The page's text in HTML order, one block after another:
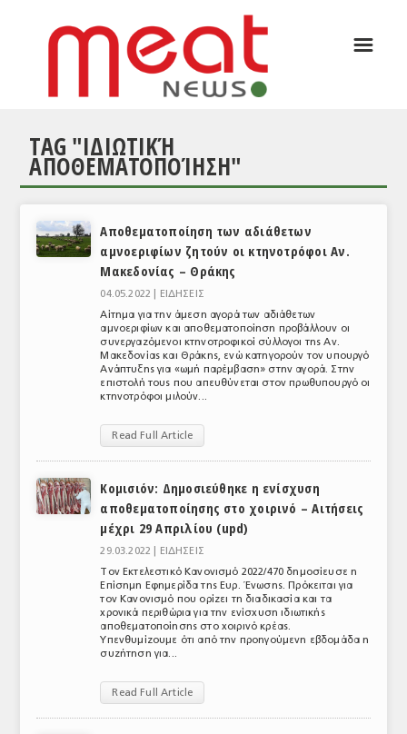
ΕΙΔΗΣΕΙΣ
ΣΥΝΕΝΤΕΥΞΕΙΣ
ΑΝΑΛΥΣΕΙΣ
ΕΥΡΩΠΑΪΚΕΣ ΑΠΟΦΑΣΕΙΣ
ΠΑΡΑΓΩΓΗ & ΕΜΠΟΡΙΑ
ΕΜΠΟΡΙΚΟΙ ΑΝΤΙΠΡΟΣΩΠΟΙ
☰
TAG "ΙΔΙΩΤΙΚΉ
ΑΠΟΘΕΜΑΤΟΠΟΊΗΣΗ"
Αποθεματοποίηση των αδιάθετων
αμνοεριφίων ζητούν οι κτηνοτρόφοι Αν.
Μακεδονίας – Θράκης
04.05.2022 |
ΕΙΔΗΣΕΙΣ
Αίτημα για την άμεση αγορά των αδιάθετων
αμνοεριφίων και αποθεματοποίηση προβάλλουν οι
συνεργαζόμενοι κτηνοτροφικοί σύλλογοι της Αν.
Μακεδονίας και Θράκης, ενώ κατηγορούν τον υπουργό
Ανάπτυξης για «ωμή παρέμβαση» στην αγορά. Στην
επιστολή τους που απευθύνεται στον πρωθυπουργό οι
κτηνοτρόφοι μιλούν...
Read Full Article
Κομισιόν: Δημοσιεύθηκε η ενίσχυση
αποθεματοποίησης στο χοιρινό – Αιτήσεις
μέχρι 29 Απριλίου (upd)
29.03.2022 |
ΕΙΔΗΣΕΙΣ
Τον Εκτελεστικό Κανονισμό 2022/470 δημοσίευσε η
Επίσημη Εφημερίδα της Ευρ. Ένωσης. Πρόκειται για
τον Κανονισμό που ορίζει τη διαδικασία και τα
χρονικά περιθώρια για την ενίσχυση ιδιωτικής
αποθεματοποίησης στο χοιρινό κρέας.
Υπενθυμίζουμε ότι από την προηγούμενη εβδομάδα η
συζήτηση για...
Read Full Article